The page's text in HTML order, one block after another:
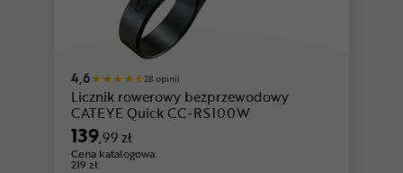
4,6 28 opinii
Licznik rowerowy bezprzewodowy
CATEYE Quick CC-RS100W
139,99 zł
Cena katalogowa:
219 zł